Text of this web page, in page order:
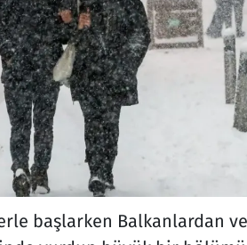
başlarken Balkanlardan